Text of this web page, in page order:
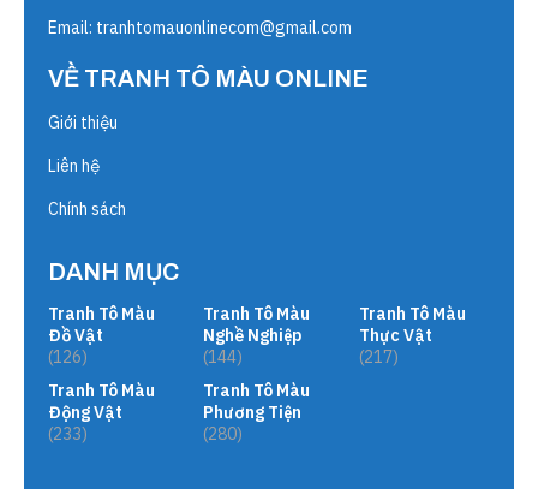
Email: tranhtomauonlinecom@gmail.com
VỀ TRANH TÔ MÀU ONLINE
Giới thiệu
Liên hệ
Chính sách
DANH MỤC
Tranh Tô Màu
Đồ Vật
(126)
Tranh Tô Màu
Động Vật
(233)
Tranh Tô Màu
Nghề Nghiệp
(144)
Tranh Tô Màu
Phương Tiện
(280)
Tranh Tô Màu
Thực Vật
(217)